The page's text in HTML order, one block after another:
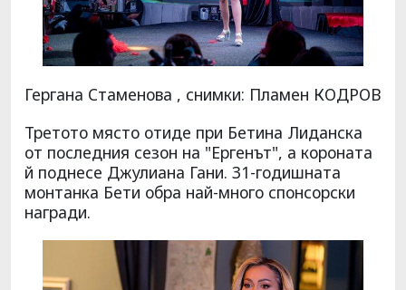
Гергана Стаменова , снимки: Пламен КОДРОВ
Третото място отиде при Бетина Лиданска
от последния сезон на "Ергенът", а короната
й поднесе Джулиана Гани. 31-годишната
монтанка Бети обра най-много спонсорски
награди.